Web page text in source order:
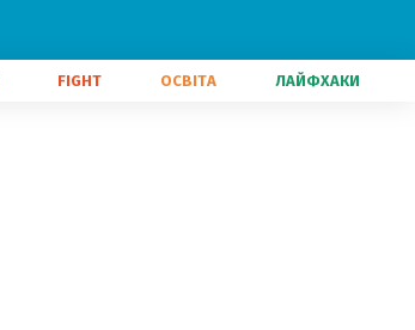
FIGHT ОСВІТА ЛАЙФХАКИ